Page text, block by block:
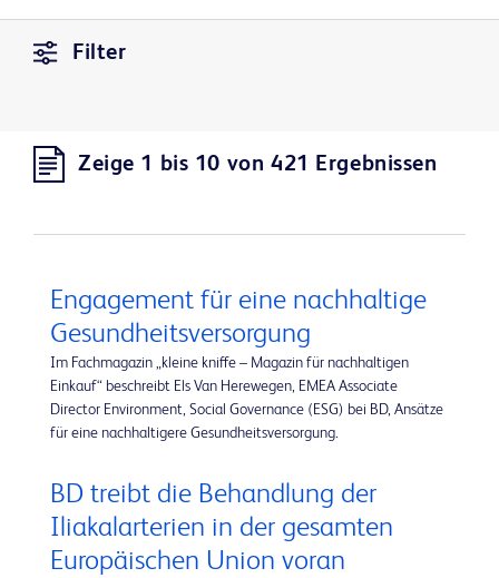
Filter
Zeige 1 bis 10 von 421 Ergebnissen
Engagement für eine nachhaltige
Gesundheitsversorgung
Im Fachmagazin „kleine kniffe – Magazin für nachhaltigen
Einkauf“ beschreibt Els Van Herewegen, EMEA Associate
Director Environment, Social Governance (ESG) bei BD, Ansätze
für eine nachhaltigere Gesundheitsversorgung.
BD treibt die Behandlung der
Iliakalarterien in der gesamten
Europäischen Union voran